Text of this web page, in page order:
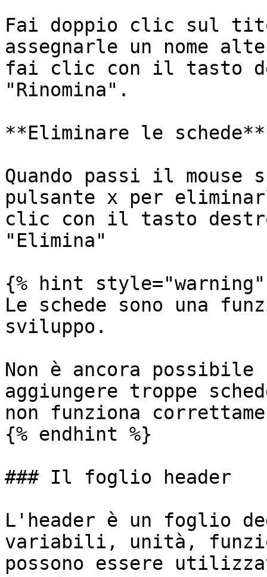
Fai doppio clic sul
assegnarle un nome
fai clic con il tasto
"Rinomina".
**Eliminare le schede**
Quando passi il
pulsante x per
clic con il tasto
"Elimina"
{% hint style="warning"
Le schede sono una
sviluppo.
Non è ancora
aggiungere troppe
non funziona
{% endhint %}
### Il foglio header
L'header è un foglio
variabili, unità,
possono essere